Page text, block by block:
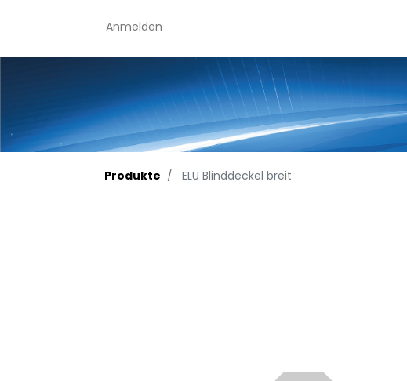
Anmelden
Produkte ELU Blinddeckel breit